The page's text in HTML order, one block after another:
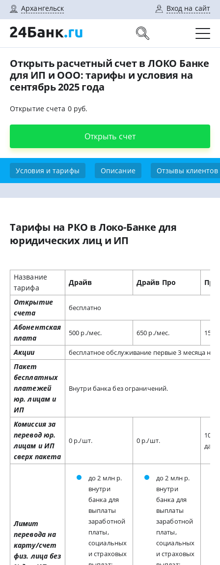
Архангельск Вход на сайт
Открыть расчетный счет в ЛОКО Банке
для ИП и ООО: тарифы и условия на
сентябрь 2025 года
Открытие счета 0 руб.
Открыть счет
Условия и тарифы Описание Отзывы клиентов
Тарифы на РКО в Локо-Банке для
юридических лиц и ИП
Название
тарифа
Драйв Драйв Про
Открытие
счета
бесплатно
Абонентская
плата
500 р./мес. 650 р./мес.
Акции бесплатное обслуживание первые 3 месяца на
Пакет
бесплатных
платежей
юр. лицам и
ИП
Внутри банка без ограничений.
Комиссия за
перевод юр.
лицам и ИП
сверх пакета
0 р./шт. 0 р./шт.
10
Лимит
перевода на
карту/счет
физ. лица без
до 2 млн р.
внутри
банка для
выплаты
заработной
платы,
социальных
и страховых
до 2 млн р.
внутри
банка для
выплаты
заработной
платы,
социальных
и страховых